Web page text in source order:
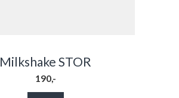
Milkshake STOR
190,-